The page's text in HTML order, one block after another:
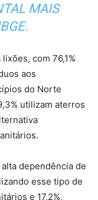
MAIS
com 76,1%
aos
do Norte
utilizam aterros
dependência de
esse tipo de
e 17,2%,